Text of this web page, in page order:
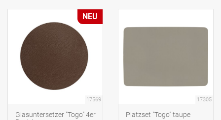
17569
Glasuntersetzer "Togo" 4er
NEU
17305
Platzset "Togo" taupe